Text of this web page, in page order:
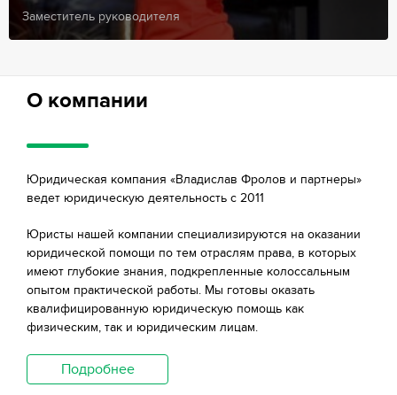
Заместитель руководителя
О компании
Юридическая компания «Владислав Фролов и партнеры»
ведет юридическую деятельность с 2011
Юристы нашей компании специализируются на оказании
юридической помощи по тем отраслям права, в которых
имеют глубокие знания, подкрепленные колоссальным
опытом практической работы. Мы готовы оказать
квалифицированную юридическую помощь как
физическим, так и юридическим лицам.
Подробнее